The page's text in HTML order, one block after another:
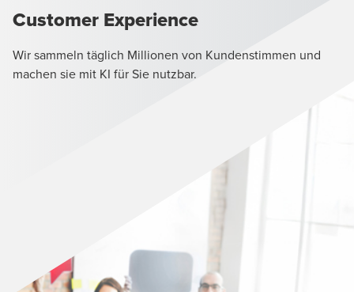
Customer Experience
Wir sammeln täglich Millionen von Kundenstimmen und
machen sie mit KI für Sie nutzbar.